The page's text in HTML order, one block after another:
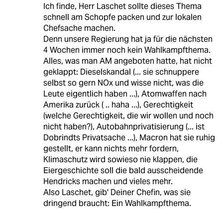
Ich finde, Herr Laschet sollte dieses Thema
schnell am Schopfe packen und zur lokalen
Chefsache machen.
Denn unsere Regierung hat ja für die nächsten
4 Wochen immer noch kein Wahlkampfthema.
Alles, was man AM angeboten hatte, hat nicht
geklappt: Dieselskandal (... sie schnuppere
selbst so gern NOx und wisse nicht, was die
Leute eigentlich haben ...), Atomwaffen nach
Amerika zurück ( .. haha ...), Gerechtigkeit
(welche Gerechtigkeit, die wir wollen und noch
nicht haben?), Autobahnprivatisierung (... ist
Dobrindts Privatsache ...), Macron hat sie ruhig
gestellt, er kann nichts mehr fordern,
Klimaschutz wird sowieso nie klappen, die
Eiergeschichte soll die bald ausscheidende
Hendricks machen und vieles mehr.
Also Laschet, gib' Deiner Chefin, was sie
dringend braucht: Ein Wahlkampfthema.